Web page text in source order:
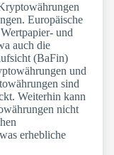
Europäische
und
auch die
(BaFin)
und
sind
Weiterhin kann
nicht
erhebliche